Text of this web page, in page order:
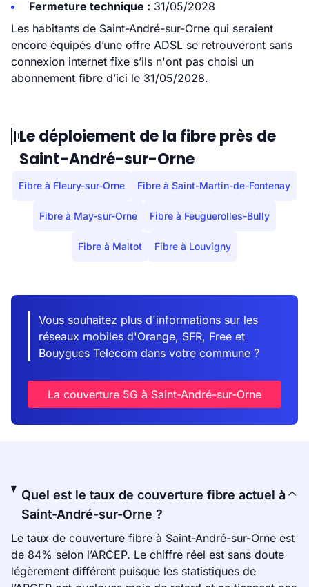
Fermeture technique : 31/05/2028
Les habitants de Saint-André-sur-Orne qui seraient
encore équipés d’une offre ADSL se retrouveront sans
connexion internet fixe s’ils n'ont pas choisi un
abonnement fibre d’ici le 31/05/2028.
Le déploiement de la fibre près de
Saint-André-sur-Orne
Fibre à Fleury-sur-Orne Fibre à Saint-Martin-de-Fontenay
Fibre à May-sur-Orne Fibre à Feuguerolles-Bully
Fibre à Maltot Fibre à Louvigny
Vous souhaitez plus d'informations sur les
réseaux mobiles d'Orange, SFR, Free et
Bouygues Telecom dans votre commune ?
La couverture 5G à Saint-André-sur-Orne
Quel est le taux de couverture fibre actuel à
Saint-André-sur-Orne ?
Le taux de couverture fibre à Saint-André-sur-Orne est
de 84% selon l’ARCEP. Le chiffre réel est sans doute
légèrement différent puisque les statistiques de